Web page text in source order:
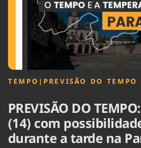
Infraestrutura
Internacional
TEMPO | PREVISÃO DO TEMPO
PREVISÃO DO
(14) com
durante a tarde na